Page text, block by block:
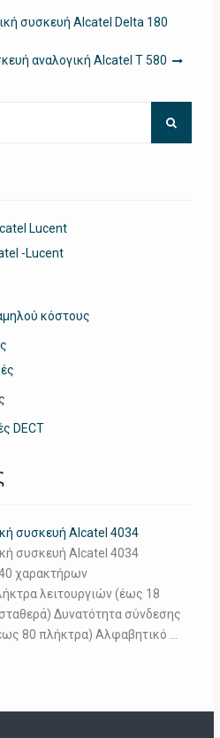
συσκευή Alcatel Delta 180
αναλογική Alcatel T 580
Lucent
-Lucent
κόστους
DECT
συσκευή Alcatel 4034
συσκευή Alcatel 4034
χαρακτήρων
λειτουργιών (έως 18
Δυνατότητα σύνδεσης
80 πλήκτρα) Αλφαβητικό …